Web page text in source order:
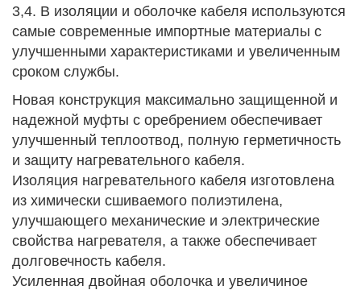
3,4. В изоляции и оболочке кабеля используются
самые современные импортные материалы с
улучшенными характеристиками и увеличенным
сроком службы.
Новая конструкция максимально защищенной и
надежной муфты с оребрением обеспечивает
улучшенный теплоотвод, полную герметичность
и защиту нагревательного кабеля.
Изоляция нагревательного кабеля изготовлена
из химически сшиваемого полиэтилена,
улучшающего механические и электрические
свойства нагревателя, а также обеспечивает
долговечность кабеля.
Усиленная двойная оболочка и увеличиное